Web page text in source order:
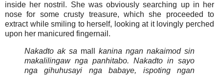
inside her nostril. She was obviously searching up in her
nose for some crusty treasure, which she proceeded to
extract while smiling to herself, looking at it lovingly perched
upon her manicured fingernail.
Nakadto ak sa mall
kanina ngan nakaimod sin
makalilingaw nga panhitabo. Nakadto in sayo
nga gihuhusayi nga babaye, ispoting ngan